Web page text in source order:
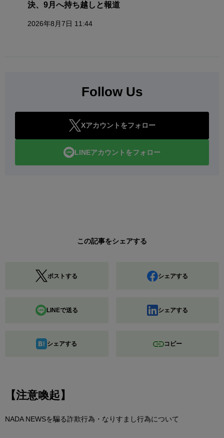
決、9月へ持ち越しと報道
2026年8月7日 11:44
Follow Us
Xアカウントをフォロー
LINEアカウントをフォロー
この記事をシェアする
ポストする シェアする
LINEで送る シェアする
シェアする コピー
【注意喚起】
NADA NEWSを騙る詐欺行為・なりすまし行為について